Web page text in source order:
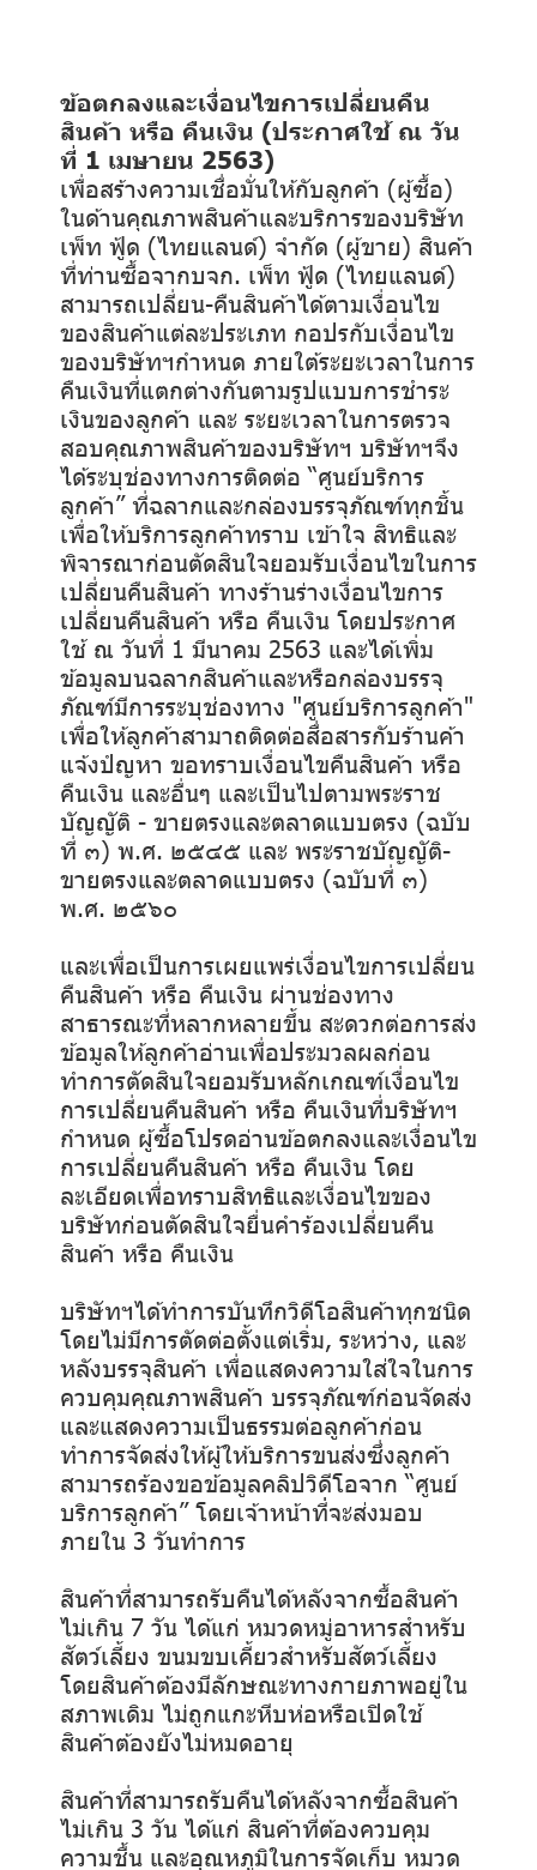
ข้อตกลงและเงื่อนไขการเปลี่ยนคืน
สินค้า หรือ คืนเงิน (ประกาศใช้ ณ วัน
ที่ 1 เมษายน 2563)
เพื่อสร้างความเชื่อมั่นให้กับลูกค้า (ผู้ซื้อ)
ในด้านคุณภาพสินค้าและบริการของบริษัท
เพ็ท ฟู้ด (ไทยแลนด์) จำกัด (ผู้ขาย) สินค้า
ที่ท่านซื้อจากบจก. เพ็ท ฟู้ด (ไทยแลนด์)
สามารถเปลี่ยน-คืนสินค้าได้ตามเงื่อนไข
ของสินค้าแต่ละประเภท กอปรกับเงื่อนไข
ของบริษัทฯกำหนด ภายใต้ระยะเวลาในการ
คืนเงินที่แตกต่างกันตามรูปแบบการชำระ
เงินของลูกค้า และ ระยะเวลาในการตรวจ
สอบคุณภาพสินค้าของบริษัทฯ บริษัทฯจึง
ได้ระบุช่องทางการติดต่อ “ศูนย์บริการ
ลูกค้า” ที่ฉลากและกล่องบรรจุภัณฑ์ทุกชิ้น
เพื่อให้บริการลูกค้าทราบ เข้าใจ สิทธิและ
พิจารณาก่อนตัดสินใจยอมรับเงื่อนไขในการ
เปลี่ยนคืนสินค้า ทางร้านร่างเงื่อนไขการ
เปลี่ยนคืนสินค้า หรือ คืนเงิน โดยประกาศ
ใช้ ณ วันที่ 1 มีนาคม 2563 และได้เพิ่ม
ข้อมูลบนฉลากสินค้าและหรือกล่องบรรจุ
ภัณฑ์มีการระบุช่องทาง "ศูนย์บริการลูกค้า"
เพื่อให้ลูกค้าสามาถติดต่อสื่อสารกับร้านค้า
แจ้งปํญหา ขอทราบเงื่อนไขคืนสินค้า หรือ
คืนเงิน และอื่นๆ และเป็นไปตามพระราช
บัญญัติ - ขายตรงและตลาดแบบตรง (ฉบับ
ที่ ๓) พ.ศ. ๒๕๔๕ และ พระราชบัญญัติ-
ขายตรงและตลาดแบบตรง (ฉบับที่ ๓)
พ.ศ. ๒๕๖๐
และเพื่อเป็นการเผยแพร่เงื่อนไขการเปลี่ยน
คืนสินค้า หรือ คืนเงิน ผ่านช่องทาง
สาธารณะที่หลากหลายขึ้น สะดวกต่อการส่ง
ข้อมูลให้ลูกค้าอ่านเพื่อประมวลผลก่อน
ทำการตัดสินใจยอมรับหลักเกณฑ์เงื่อนไข
การเปลี่ยนคืนสินค้า หรือ คืนเงินที่บริษัทฯ
กำหนด ผู้ซื้อโปรดอ่านข้อตกลงและเงื่อนไข
การเปลี่ยนคืนสินค้า หรือ คืนเงิน โดย
ละเอียดเพื่อทราบสิทธิและเงื่อนไขของ
บริษัทก่อนตัดสินใจยื่นคำร้องเปลี่ยนคืน
สินค้า หรือ คืนเงิน
บริษัทฯได้ทำการบันทึกวิดีโอสินค้าทุกชนิด
โดยไม่มีการตัดต่อตั้งแต่เริ่ม, ระหว่าง, และ
หลังบรรจุสินค้า เพื่อแสดงความใส่ใจในการ
ควบคุมคุณภาพสินค้า บรรจุภัณฑ์ก่อนจัดส่ง
และแสดงความเป็นธรรมต่อลูกค้าก่อน
ทำการจัดส่งให้ผู้ให้บริการขนส่งซึ่งลูกค้า
สามารถร้องขอข้อมูลคลิปวิดีโอจาก “ศูนย์
บริการลูกค้า” โดยเจ้าหน้าที่่จะส่งมอบ
ภายใน 3 วันทำการ
สินค้าที่สามารถรับคืนได้หลังจากซื้อสินค้า
ไม่เกิน 7 วัน ได้แก่ หมวดหมู่อาหารสำหรับ
สัตว์เลี้ยง ขนมขบเคี้ยวสำหรับสัตว์เลี้ยง
โดยสินค้าต้องมีลักษณะทางกายภาพอยู่ใน
สภาพเดิม ไม่ถูกแกะหีบห่อหรือเปิดใช้
สินค้าต้องยังไม่หมดอายุ
สินค้าที่สามารถรับคืนได้หลังจากซื้อสินค้า
ไม่เกิน 3 วัน ได้แก่ สินค้าที่ต้องควบคุม
ความชื้น และอุณหภูมิในการจัดเก็บ หมวด